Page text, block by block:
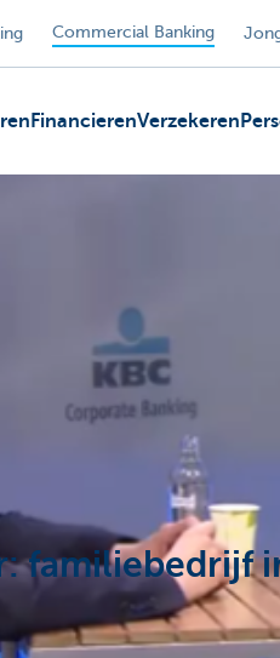
Commercial Banking
FinancierenVerzekeren
familiebedrijf